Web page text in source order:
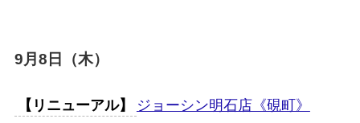
9月8日（木）
【リニューアル】 ジョーシン明石店《硯町》